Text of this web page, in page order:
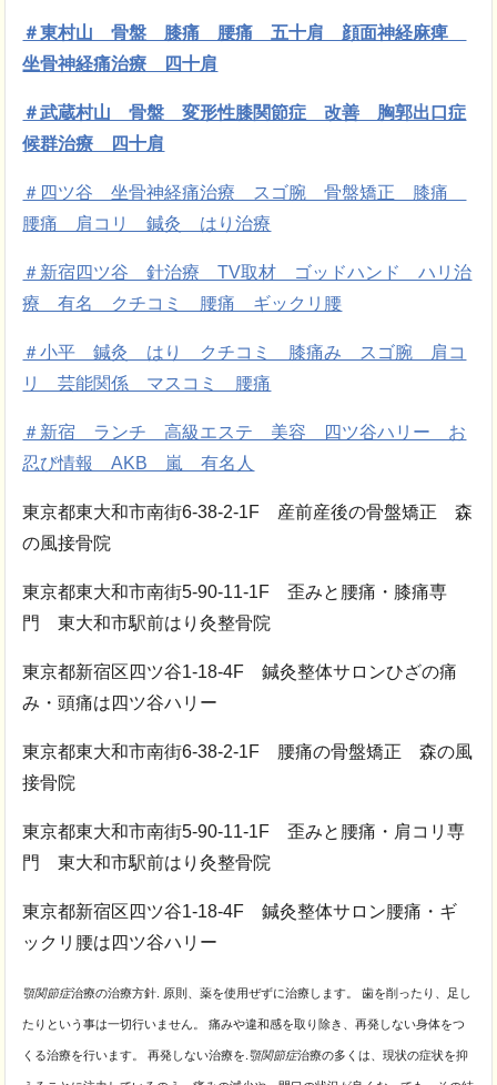
＃東村山 骨盤 膝痛 腰痛 五十肩 顔面神経麻痺
坐骨神経痛治療 四十肩
＃武蔵村山 骨盤 変形性膝関節症 改善 胸郭出口症
候群治療 四十肩
＃四ツ谷 坐骨神経痛治療 スゴ腕 骨盤矯正 膝痛
腰痛 肩コリ 鍼灸 はり治療
＃新宿四ツ谷 針治療 TV取材 ゴッドハンド ハリ治
療 有名 クチコミ 腰痛 ギックリ腰
＃小平 鍼灸 はり クチコミ 膝痛み スゴ腕 肩コ
リ 芸能関係 マスコミ 腰痛
＃新宿 ランチ 高級エステ 美容 四ツ谷ハリー お
忍び情報 AKB 嵐 有名人
東京都東大和市南街6-38-2-1F 産前産後の骨盤矯正 森
の風接骨院
東京都東大和市南街5-90-11-1F 歪みと腰痛・膝痛専
門 東大和市駅前はり灸整骨院
東京都新宿区四ツ谷1-18-4F 鍼灸整体サロンひざの痛
み・頭痛は四ツ谷ハリー
東京都東大和市南街6-38-2-1F 腰痛の骨盤矯正 森の風
接骨院
東京都東大和市南街5-90-11-1F 歪みと腰痛・肩コリ専
門 東大和市駅前はり灸整骨院
東京都新宿区四ツ谷1-18-4F 鍼灸整体サロン腰痛・ギ
ックリ腰は四ツ谷ハリー
顎関節症治療の治療方針. 原則、薬を使用ぜずに治療します。 歯を削ったり、足し
たりという事は一切行いません。 痛みや違和感を取り除き、再発しない身体をつ
くる治療を行います。 再発しない治療を. 顎関節症治療の多くは、現状の症状を抑